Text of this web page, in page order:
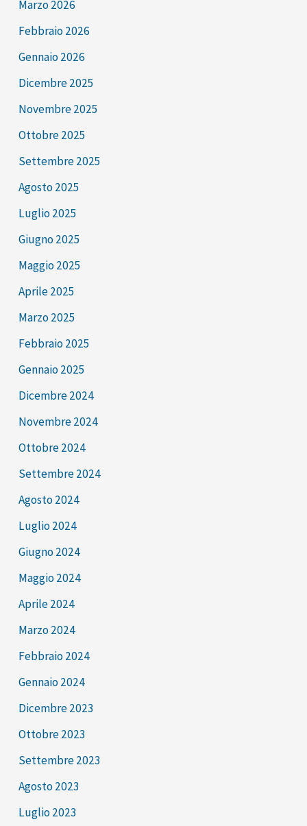
Marzo 2026
Febbraio 2026
Gennaio 2026
Dicembre 2025
Novembre 2025
Ottobre 2025
Settembre 2025
Agosto 2025
Luglio 2025
Giugno 2025
Maggio 2025
Aprile 2025
Marzo 2025
Febbraio 2025
Gennaio 2025
Dicembre 2024
Novembre 2024
Ottobre 2024
Settembre 2024
Agosto 2024
Luglio 2024
Giugno 2024
Maggio 2024
Aprile 2024
Marzo 2024
Febbraio 2024
Gennaio 2024
Dicembre 2023
Ottobre 2023
Settembre 2023
Agosto 2023
Luglio 2023